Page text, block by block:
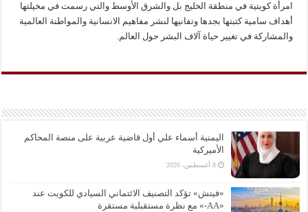
امرأة كويتية في منطقة الخليج بل والشرق الأوسط والتي رسمت في مخيلتها
أهداف سامية كتبتها بجدها وتفانيها لنشر مفاهيم الانسانية والمواطنة العالمية
والمشاركة في تغيير حياة آلاف البشر حول العالم.
اليمنية أسماء علي أول قاضية عربية على منصة المحاكم
الأميركية
8 أغسطس، 2026
«فيتش» تؤكد التصنيف الائتماني السيادي للكويت عند
«AA-» مع نظرة مستقبلية مستقرة